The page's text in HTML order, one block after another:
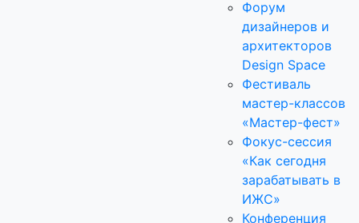
Форум
дизайнеров и
архитекторов
Design Space
Фестиваль
мастер-классов
«Мастер-фест»
Фокус-сессия
«Как сегодня
зарабатывать в
ИЖС»
Конференция